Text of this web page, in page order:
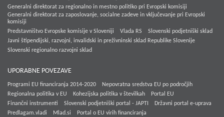
Generalni direktorat za regionalno in mestno politiko pri Evropski komisiji
Generalni direktorat za zaposlovanje, socialne zadeve in vključevanje pri Evropski
komisiji
Predstavništvo Evropske komisije v Sloveniji
Vlada RS
Slovenski podjetniški sklad
Javni štipendijski, razvojni, invalidski in preživninski sklad Republike Slovenije
Slovenski regionalno razvojni sklad
UPORABNE POVEZAVE
Programi EU financiranja 2014-2020
Nepovratna sredstva EU po področjih
Regionalna politika v EU
Kohezijska politika v številkah
Portal EU
Finančni instrumenti
Slovenski podjetniški portal - JAPTI
Državni portal e-uprava
Predlagam.vladi
Mlad.si
Portal o EU virih financiranja